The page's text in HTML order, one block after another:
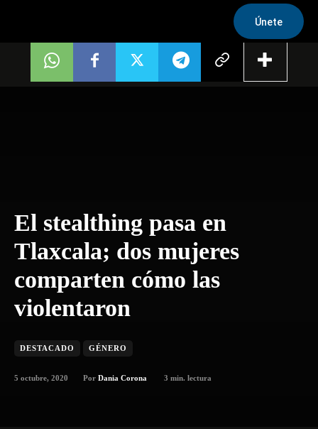
Únete
El stealthing pasa en
Tlaxcala; dos mujeres
comparten cómo las
violentaron
DESTACADO GÉNERO
5 octubre, 2020 Por Dania Corona 3 min. lectura